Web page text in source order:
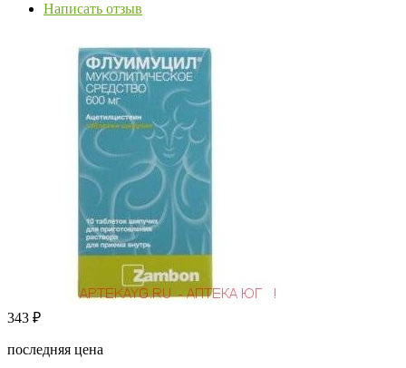
Написать отзыв
343 ₽
последняя цена